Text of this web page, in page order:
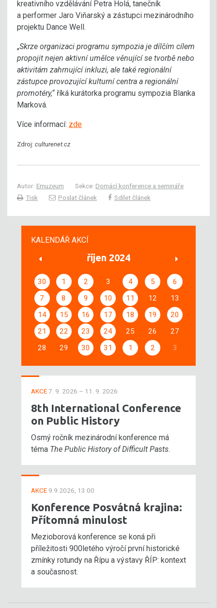
kreativního vzdělávání Petra Holá, tanečník
a performer Jaro Viňarský a zástupci mezinárodního
projektu Dance Well.
„Skrze organizaci programu sympozia je dílčím cílem
propojit nejen aktivní umělce věnující se tvorbě nebo
aktivitám zahrnující inkluzi, ale také regionální
zástupce provozující kulturní centra a regionální
promotéry,“ říká kurátorka programu sympozia Blanka
Marková.
Více informací: zde
Zdroj: culturenet.cz
Autor: Emuzeum Sekce: Domácí konference a semináře
Tisk
Poslat článek Sdílet článek
KALENDÁŘ AKCÍ
říjen 2024
30 1 2 3 4 5
6
7
8 9 10 11 12
13
14
15 16 17 18 19
20
21
22 23 24 25 26
27
28
29 30 31 1 2 3
AKCE7. 9. 2026 – 11. 9. 2026
8th International Conference
on Public History
Osmý ročník mezinárodní konference má
téma The Public History of Difficult Pasts.
AKCE 9.9.2026, 13:00
Konference Posvátná krajina:
Přítomná minulost
Mezioborová konference se koná při
příležitosti 900letého výročí první historické
zmínky rotundy na Řípu a výstavy ŘÍP: kontext
a současnost.